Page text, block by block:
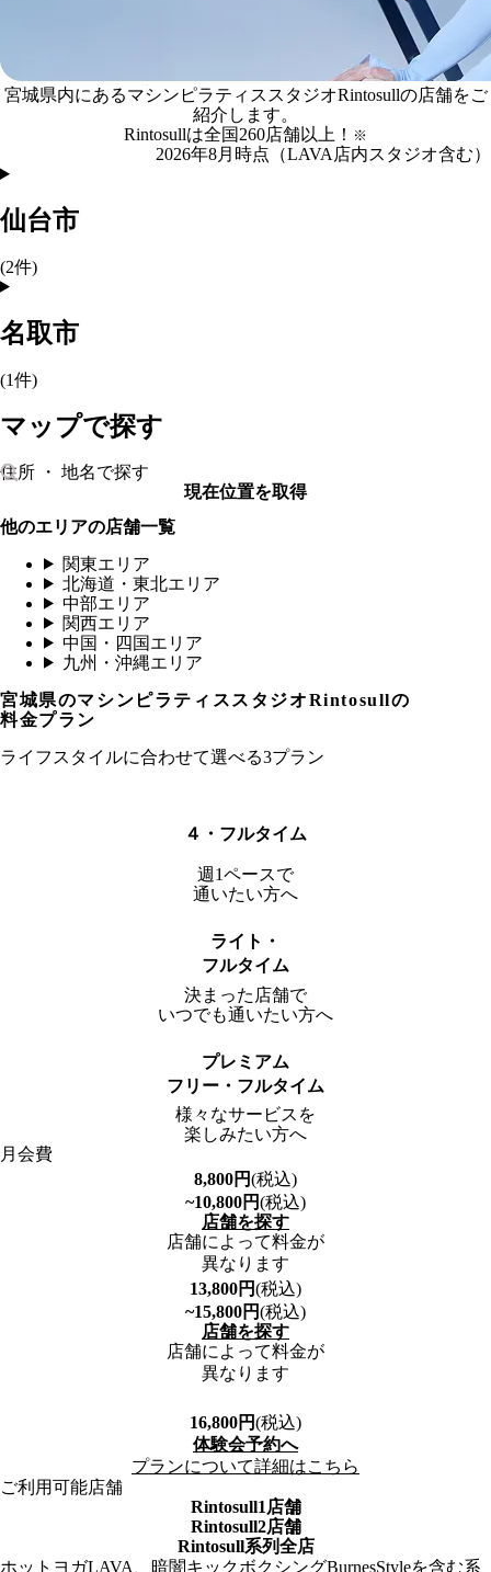
宮城県の
マシンピラティススタジオRintosull店舗一覧
宮城県内にあるマシンピラティススタジオRintosullの店舗をご
紹介します。
Rintosullは全国260店舗以上！ ※
2026年8月時点（LAVA店内スタジオ含む）
仙台市
(2件)
名取市
(1件)
マップで探す
現在位置を取得
他のエリアの店舗一覧
関東エリア
北海道・東北エリア
中部エリア
関西エリア
中国・四国エリア
九州・沖縄エリア
宮城県のマシンピラティススタジオRintosullの
料金プラン
ライフスタイルに合わせて選べる3プラン
４・フルタイム
週1ペースで
通いたい方へ
ライト・
フルタイム
決まった店舗で
いつでも通いたい方へ
プレミアム
フリー・フルタイム
様々なサービスを
楽しみたい方へ
月会費
8,800円(税込)
~10,800円(税込)
店舗を探す
店舗によって料金が
異なります
13,800円(税込)
~15,800円(税込)
店舗を探す
店舗によって料金が
異なります
16,800円(税込)
体験会予約へ
プランについて詳細はこちら
ご利用可能店舗
Rintosull1店舗
Rintosull2店舗
Rintosull系列全店
ホットヨガLAVA、暗闇キックボクシングBurnesStyleを含む系